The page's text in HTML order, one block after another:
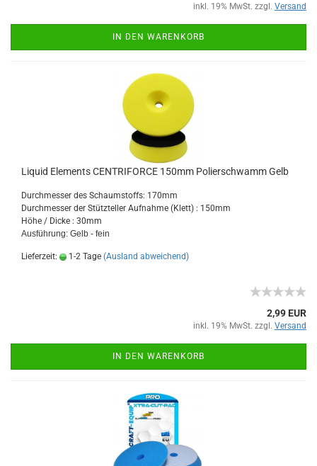
inkl. 19% MwSt. zzgl. Versand
IN DEN WARENKORB
Liquid Elements CENTRIFORCE 150mm Polierschwamm Gelb
Durchmesser des Schaumstoffs: 170mm
Durchmesser der Stützteller Aufnahme (Klett) : 150mm
Höhe / Dicke : 30mm
Ausführung: Gelb - fein
Lieferzeit: 1-2 Tage (Ausland abweichend)
2,99 EUR
inkl. 19% MwSt. zzgl. Versand
IN DEN WARENKORB